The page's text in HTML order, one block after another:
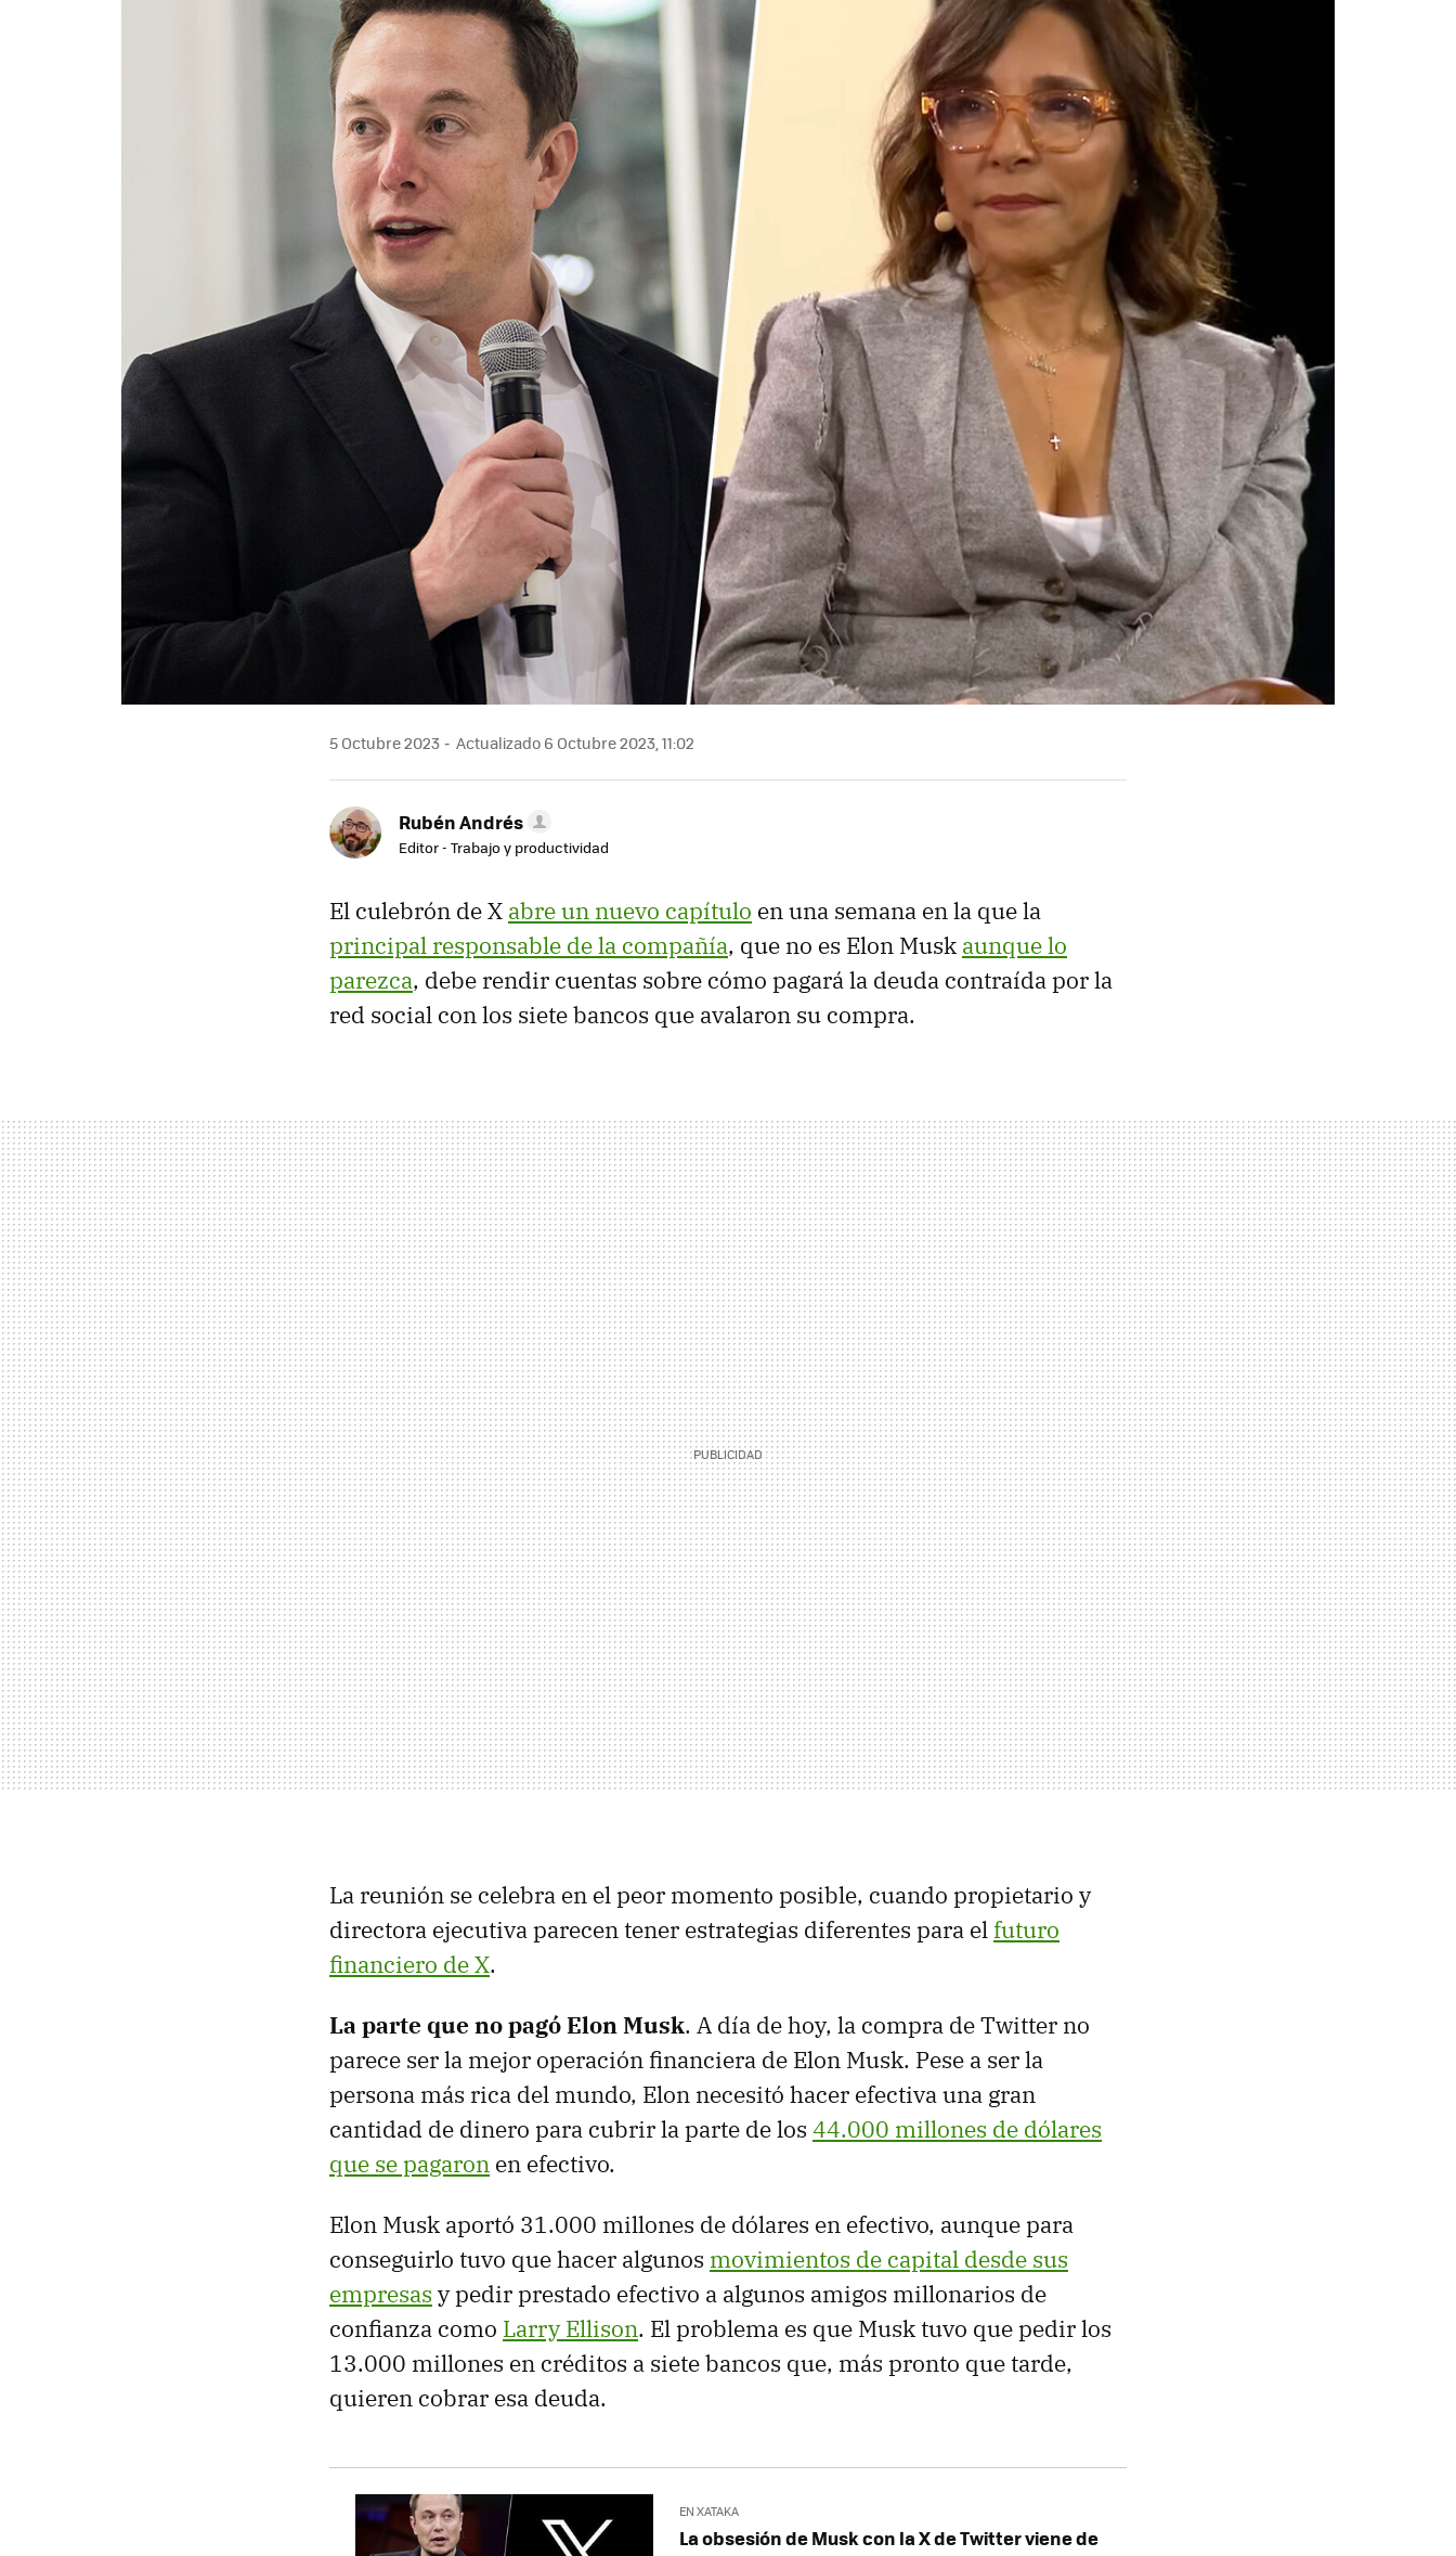
5 Octubre 2023 Actualizado 6 Octubre 2023, 11:02
Rubén Andrés
Editor - Trabajo y productividad
El culebrón de X abre un nuevo capítulo en una semana en la que la
principal responsable de la compañía, que no es Elon Musk aunque lo
parezca, debe rendir cuentas sobre cómo pagará la deuda contraída por la
red social con los siete bancos que avalaron su compra.
La reunión se celebra en el peor momento posible, cuando propietario y
directora ejecutiva parecen tener estrategias diferentes para el futuro
financiero de X.
La parte que no pagó Elon Musk. A día de hoy, la compra de Twitter no
parece ser la mejor operación financiera de Elon Musk. Pese a ser la
persona más rica del mundo, Elon necesitó hacer efectiva una gran
cantidad de dinero para cubrir la parte de los 44.000 millones de dólares
que se pagaron en efectivo.
Elon Musk aportó 31.000 millones de dólares en efectivo, aunque para
conseguirlo tuvo que hacer algunos movimientos de capital desde sus
empresas y pedir prestado efectivo a algunos amigos millonarios de
confianza como Larry Ellison. El problema es que Musk tuvo que pedir los
13.000 millones en créditos a siete bancos que, más pronto que tarde,
quieren cobrar esa deuda.
EN XATAKA
La obsesión de Musk con la X de Twitter viene de